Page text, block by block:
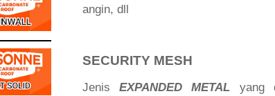
angin, dll
SECURITY MESH
Jenis EXPANDED METAL yang